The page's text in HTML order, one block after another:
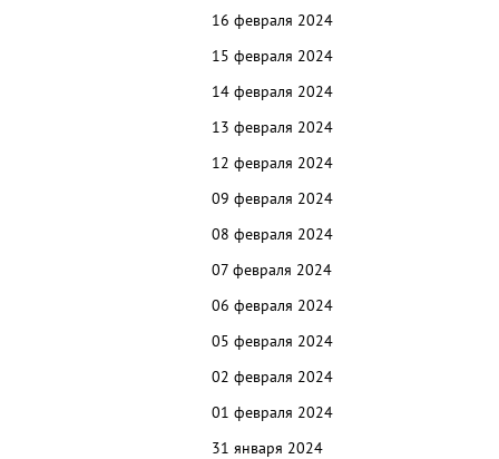
16 февраля 2024
15 февраля 2024
14 февраля 2024
13 февраля 2024
12 февраля 2024
09 февраля 2024
08 февраля 2024
07 февраля 2024
06 февраля 2024
05 февраля 2024
02 февраля 2024
01 февраля 2024
31 января 2024